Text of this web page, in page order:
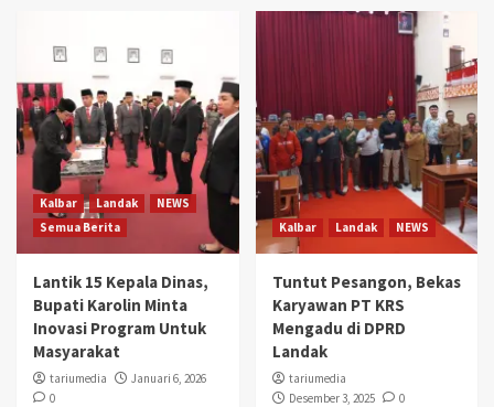
Kalbar Landak
NEWS
Semua Berita
Lantik 15 Kepala Dinas,
Bupati Karolin Minta
Inovasi Program Untuk
Masyarakat
tariumedia
Januari 6, 2026
0
Kalbar Landak NEWS
Tuntut Pesangon, Bekas
Karyawan PT KRS
Mengadu di DPRD
Landak
tariumedia
Desember 3, 2025
0